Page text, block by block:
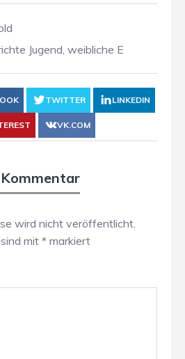
Jugend, weibliche E
TWITTER LINKEDIN
VK.COM
wird nicht veröffentlicht.
mit * markiert